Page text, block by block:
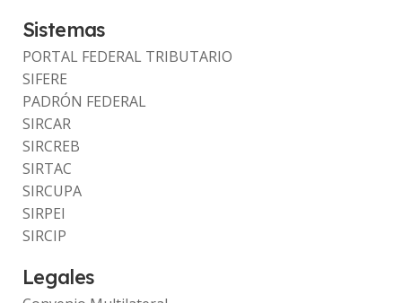
Sistemas
PORTAL FEDERAL TRIBUTARIO
SIFERE
PADRÓN FEDERAL
SIRCAR
SIRCREB
SIRTAC
SIRCUPA
SIRPEI
SIRCIP
Legales